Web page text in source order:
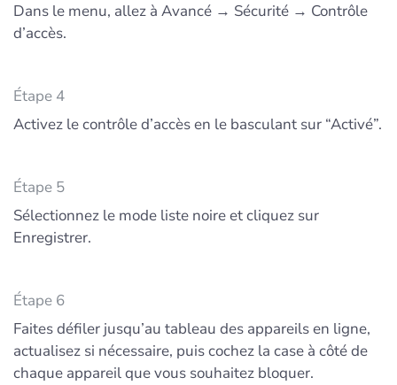
Dans le menu, allez à Avancé → Sécurité → Contrôle
d’accès.
Étape 4
Activez le contrôle d’accès en le basculant sur “Activé”.
Étape 5
Sélectionnez le mode liste noire et cliquez sur
Enregistrer.
Étape 6
Faites défiler jusqu’au tableau des appareils en ligne,
actualisez si nécessaire, puis cochez la case à côté de
chaque appareil que vous souhaitez bloquer.